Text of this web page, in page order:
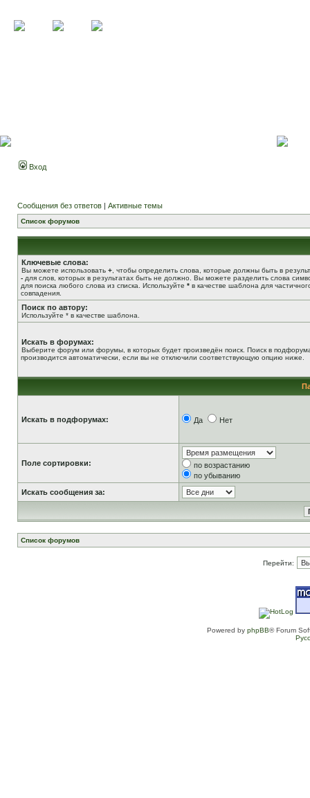
Вход
Сообщения без ответов | Активные темы
Список форумов
Ключевые слова:
Вы можете использовать + , чтобы определить слова, которые должны быть в
- для слов, которых в результатах быть не должно. Вы можете разделить слова
для поиска любого слова из списка. Используйте * в качестве шаблона для
совпадения.
Поиск по автору:
Используйте * в качестве шаблона.
Искать в форумах:
Выберите форум или форумы, в которых будет произведён поиск. Поиск в
производится автоматически, если вы не отключили соответствующую опцию ниже.
Искать в подфорумах: Да Нет
Поле сортировки:
по возрастанию
по убыванию
Искать сообщения за:
Список форумов
Перейти:
Powered by phpBB® Forum